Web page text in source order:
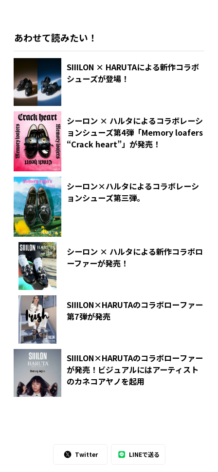
あわせて読みたい！
SIIILON × HARUTAによる新作コラボ
シューズが登場！
シーロン × ハルタによるコラボレーシ
ョンシューズ第4弾「Memory loafers
“Crack heart”」が発売！
シーロン×ハルタによるコラボレーシ
ョンシューズ第三弾。
シーロン × ハルタによる新作コラボロ
ーファーが発売！
SIIILON×HARUTAのコラボローファー
第7弾が発売
SIIILON×HARUTAのコラボローファー
が発売！ビジュアルにはアーティスト
のカネコアヤノを起用
Twitter LINEで送る